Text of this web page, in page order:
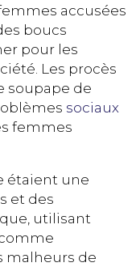
accusées
boucs
pour les
Les procès
soupape de
sociaux
femmes
étaient une
et des
utilisant
malheurs de